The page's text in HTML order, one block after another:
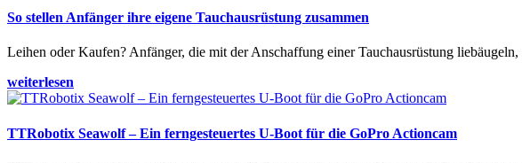
So stellen Anfänger ihre eigene Tauchausrüstung zusammen
Leihen oder Kaufen? Anfänger, die mit der Anschaffung einer Tauchausrüstung
weiterlesen
TTRobotix Seawolf – Ein ferngesteuertes U-Boot für die GoPro Actioncam